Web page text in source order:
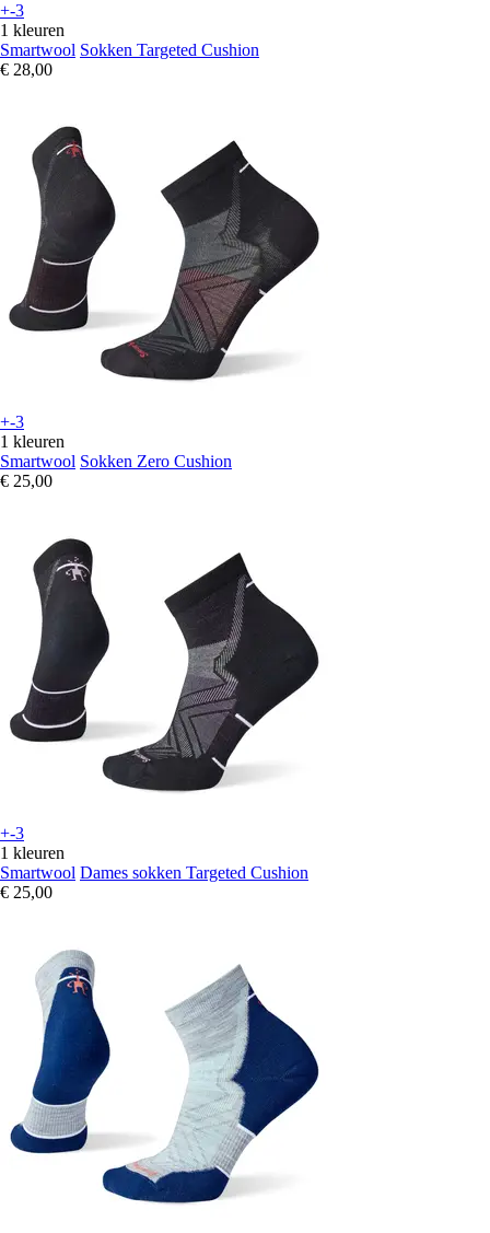
+-3
1 kleuren
Smartwool Sokken Targeted Cushion
€ 28,00
+-3
1 kleuren
Smartwool Sokken Zero Cushion
€ 25,00
+-3
1 kleuren
Smartwool Dames sokken Targeted Cushion
€ 25,00